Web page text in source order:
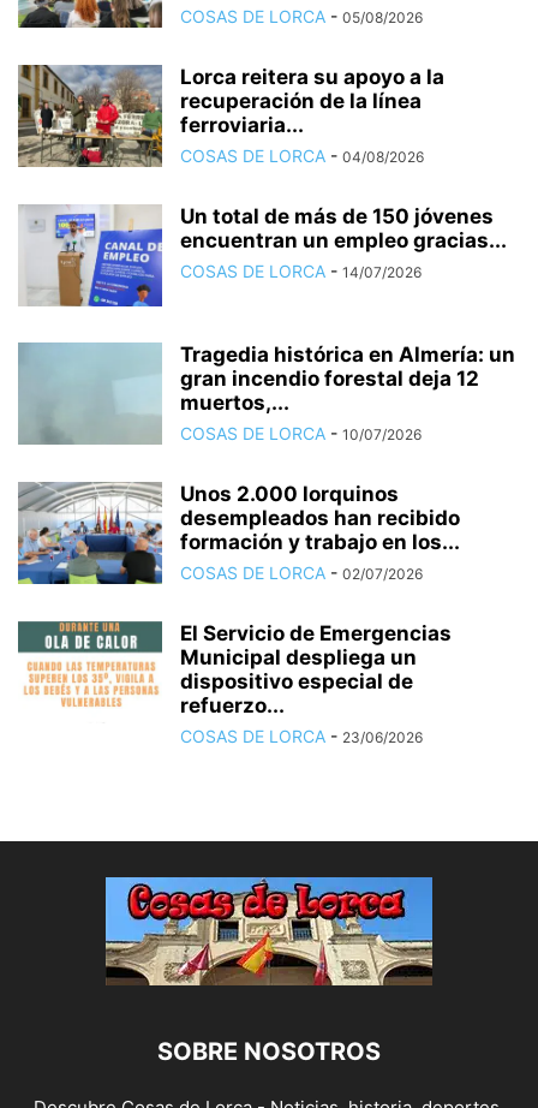
COSAS DE LORCA - 05/08/2026
Lorca reitera su apoyo a la
recuperación de la línea
ferroviaria...
COSAS DE LORCA - 04/08/2026
Un total de más de 150 jóvenes
encuentran un empleo gracias...
COSAS DE LORCA - 14/07/2026
Tragedia histórica en Almería: un
gran incendio forestal deja 12
muertos,...
COSAS DE LORCA - 10/07/2026
Unos 2.000 lorquinos
desempleados han recibido
formación y trabajo en los...
COSAS DE LORCA - 02/07/2026
El Servicio de Emergencias
Municipal despliega un
dispositivo especial de
refuerzo...
COSAS DE LORCA - 23/06/2026
SOBRE NOSOTROS